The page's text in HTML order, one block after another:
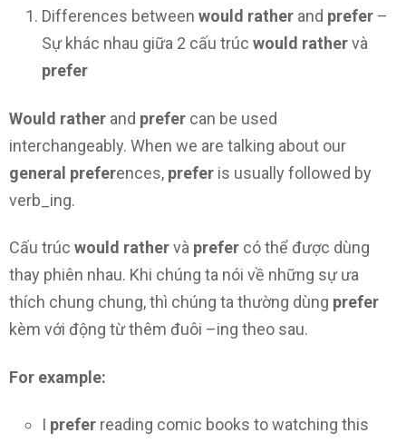
Differences between would rather and prefer –
Sự khác nhau giữa 2 cấu trúc would rathervà
prefer
Would rather and prefer can be used
interchangeably. When we are talking about our
general preferences, prefer is usually followed by
verb_ing.
Cấu trúc would rathervà prefer có thể được dùng
thay phiên nhau. Khi chúng ta nói về những sự ưa
thích chung chung, thì chúng ta thường dùng prefer
kèm với động từ thêm đuôi –ing theo sau.
For example:
I prefer reading comic books to watching this